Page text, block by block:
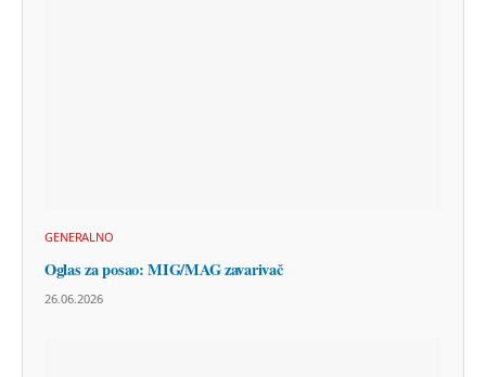
GENERALNO
Oglas za posao: MIG/MAG zavarivač
26.06.2026